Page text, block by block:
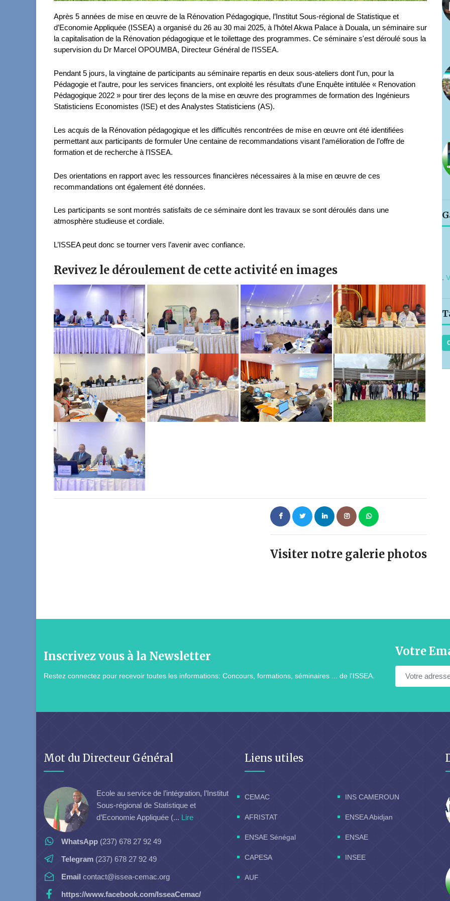
Après 5 années de mise en œuvre de la Rénovation Pédagogique, l’Institut Sous-régional de Statistique et
d’Economie Appliquée (ISSEA) a organisé du 26 au 30 mai 2025, à l’hôtel Akwa Palace à Douala, un séminaire sur
la capitalisation de la Rénovation pédagogique et le toilettage des programmes. Ce séminaire s'est déroulé sous la
supervision du Dr Marcel OPOUMBA, Directeur Général de l’ISSEA.
Pendant 5 jours, la vingtaine de participants au séminaire repartis en deux sous-ateliers dont l’un, pour la
Pédagogie et l’autre, pour les services financiers, ont exploité les résultats d’une Enquête intitulée « Renovation
Pédagogique 2022 » pour tirer des leçons de la mise en œuvre des programmes de formation des Ingénieurs
Statisticiens Economistes (ISE) et des Analystes Statisticiens (AS).
Les acquis de la Rénovation pédagogique et les difficultés rencontrées de mise en œuvre ont été identifiées
permettant aux participants de formuler Une centaine de recommandations visant l’amélioration de l’offre de
formation et de recherche à l’ISSEA.
Des orientations en rapport avec les ressources financières nécessaires à la mise en œuvre de ces
recommandations ont également été données.
Les participants se sont montrés satisfaits de ce séminaire dont les travaux se sont déroulés dans une
atmosphère studieuse et cordiale.
L’ISSEA peut donc se tourner vers l’avenir avec confiance.
Revivez le déroulement de cette activité en images
Visiter notre galerie photos
.
Inscrivez vous à la Newsletter
Restez connectez pour recevoir toutes les informations: Concours, formations, séminaires ... de l'ISSEA.
Votre
Mot du Directeur Général
Ecole au service de l’intégration, l’Institut
Sous-régional de Statistique et
d’Economie Appliquée (... Lire
WhatsApp (237) 678 27 92 49
Telegram (237) 678 27 92 49
Email contact@issea-cemac.org
https://www.facebook.com/IsseaCemac/
Liens utiles
CEMAC INS CAMEROUN
AFRISTAT ENSEA Abidjan
ENSAE Sénégal ENSAE
CAPESA INSEE
AUF